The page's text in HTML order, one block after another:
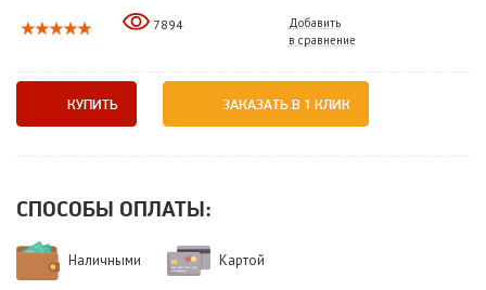
7894
Добавить
в сравнение
КУПИТЬ ЗАКАЗАТЬ В 1 КЛИК
СПОСОБЫ ОПЛАТЫ:
Наличными Картой